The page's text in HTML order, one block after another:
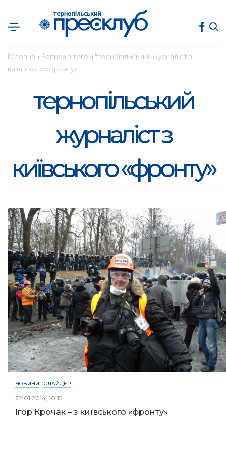
Головна ● Записи з тегом "тернопільський журналіст з
київського «фронту»"
тернопільський
журналіст з
київського «фронту»
НОВИНИ СЛАЙДЕР
22.01.2014, 10:15
Ігор Крочак – з київського «фронту»